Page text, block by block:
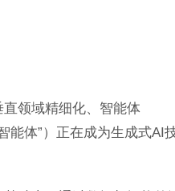
领域精细化、智能体
能体”）正在成为生成式AI